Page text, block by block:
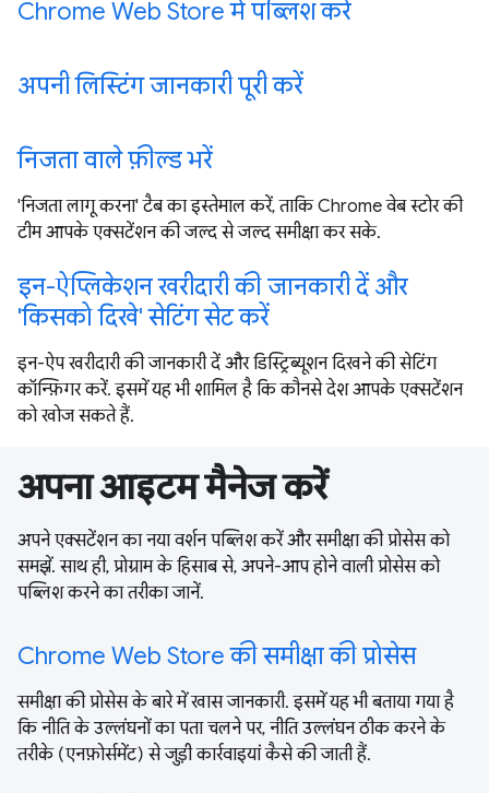
Chrome Web Store में पब्लिश करें
अपनी लिस्टिंग जानकारी पूरी करें
निजता वाले फ़ील्ड भरें
'निजता लागू करना' टैब का इस्तेमाल करें, ताकि Chrome वेब स्टोर की
टीम आपके एक्सटेंशन की जल्द से जल्द समीक्षा कर सके.
इन-ऐप्लिकेशन खरीदारी की जानकारी दें और
'किसको दिखे' सेटिंग सेट करें
इन-ऐप खरीदारी की जानकारी दें और डिस्ट्रिब्यूशन दिखने की सेटिंग
कॉन्फ़िगर करें. इसमें यह भी शामिल है कि कौनसे देश आपके एक्सटेंशन
को खोज सकते हैं.
अपना आइटम मैनेज करें
अपने एक्सटेंशन का नया वर्शन पब्लिश करें और समीक्षा की प्रोसेस को
समझें. साथ ही, प्रोग्राम के हिसाब से, अपने-आप होने वाली प्रोसेस को
पब्लिश करने का तरीका जानें.
Chrome Web Store की समीक्षा की प्रोसेस
समीक्षा की प्रोसेस के बारे में खास जानकारी. इसमें यह भी बताया गया है
कि नीति के उल्लंघनों का पता चलने पर, नीति उल्लंघन ठीक करने के
तरीके (एनफ़ोर्समेंट) से जुड़ी कार्रवाइयां कैसे की जाती हैं.